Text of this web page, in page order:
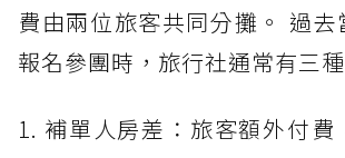
費由兩位旅客共同分攤。 過去
報名參團時，旅行社通常有三
1. 補單人房差：旅客額外付費